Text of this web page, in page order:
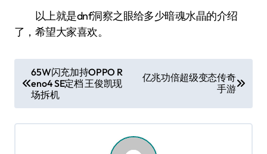
以上就是dnf洞察之眼给多少暗魂水晶的介绍
了，希望大家喜欢。
章
导
航
65W闪充加持OPPO R
eno4 SE定档 王俊凯现
场拆机
亿兆功倍超级变态传奇
手游